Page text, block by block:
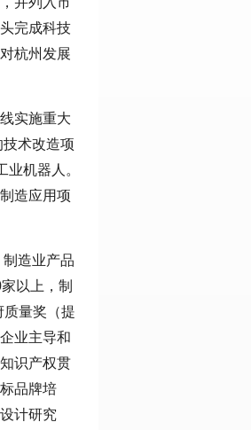
完成科技
杭州发展
实施重大
术改造项
机器人。
造应用项
造业产品
以上，制
质量奖（提
业主导和
识产权贯
品牌培
计研究